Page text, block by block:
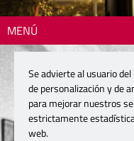
MENÚ
Se advierte al usuario
de personalización y de
para mejorar nuestros
estrictamente
web.